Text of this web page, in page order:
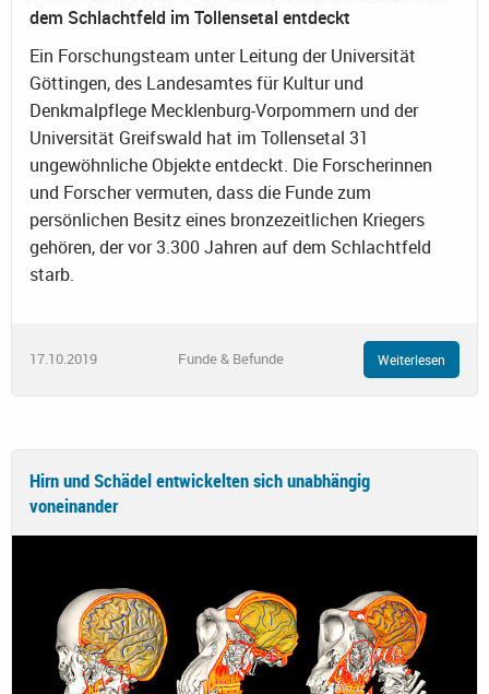
dem Schlachtfeld im Tollensetal entdeckt
Ein Forschungsteam unter Leitung der Universität
Göttingen, des Landesamtes für Kultur und
Denkmalpflege Mecklenburg-Vorpommern und der
Universität Greifswald hat im Tollensetal 31
ungewöhnliche Objekte entdeckt. Die Forscherinnen
und Forscher vermuten, dass die Funde zum
persönlichen Besitz eines bronzezeitlichen Kriegers
gehören, der vor 3.300 Jahren auf dem Schlachtfeld
starb.
17.10.2019 Funde & Befunde Weiterlesen
Hirn und Schädel entwickelten sich unabhängig
voneinander